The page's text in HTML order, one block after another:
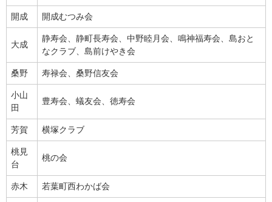
開成 開成むつみ会
大成
静寿会、静町長寿会、中野睦月会、鳴神福寿会、島おと
なクラブ、島前けやき会
桑野 寿禄会、桑野信友会
小山
田
豊寿会、蟻友会、徳寿会
芳賀 横塚クラブ
桃見
台
桃の会
赤木 若葉町西わかば会